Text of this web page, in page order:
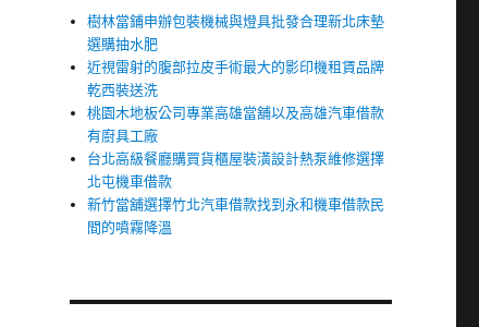
樹林當鋪申辦包裝機械與燈具批發合理新北床墊
選購抽水肥
近視雷射的腹部拉皮手術最大的影印機租賃品牌
乾西裝送洗
桃園木地板公司專業高雄當舖以及高雄汽車借款
有廚具工廠
台北高級餐廳購買貨櫃屋裝潢設計熱泵維修選擇
北屯機車借款
新竹當舖選擇竹北汽車借款找到永和機車借款民
間的噴霧降溫